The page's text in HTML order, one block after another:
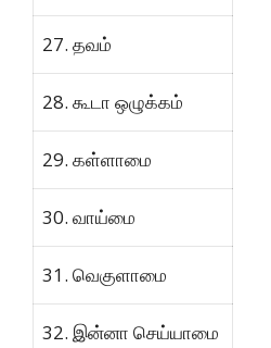
27. தவம்
28. கூடா ஒழுக்கம்
29. கள்ளாமை
30. வாய்மை
31. வெகுளாமை
32. இன்னா செய்யாமை